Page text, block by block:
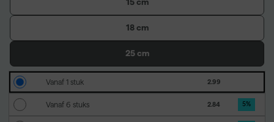
15 cm
18 cm
25 cm
Vanaf 1 stuk 2.99
Vanaf 6 stuks 2.84 5%